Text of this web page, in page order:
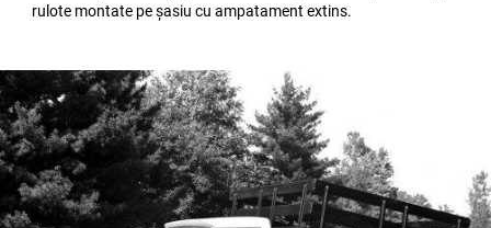
rulote montate pe șasiu cu ampatament extins.